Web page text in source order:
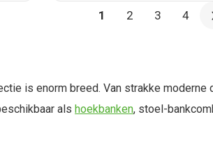
1 2 3 4
is enorm breed. Van strakke
als hoekbanken, stoel-